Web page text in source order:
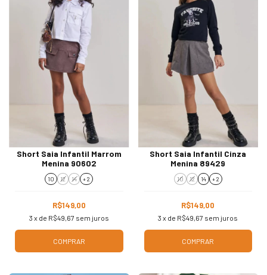
Short Saia Infantil Marrom
Menina 90602
10 12 14 + 2
R$149,00
3 x de R$49,67 sem juros
COMPRAR
Short Saia Infantil Cinza
Menina 89429
10 12 14 + 2
R$149,00
3 x de R$49,67 sem juros
COMPRAR